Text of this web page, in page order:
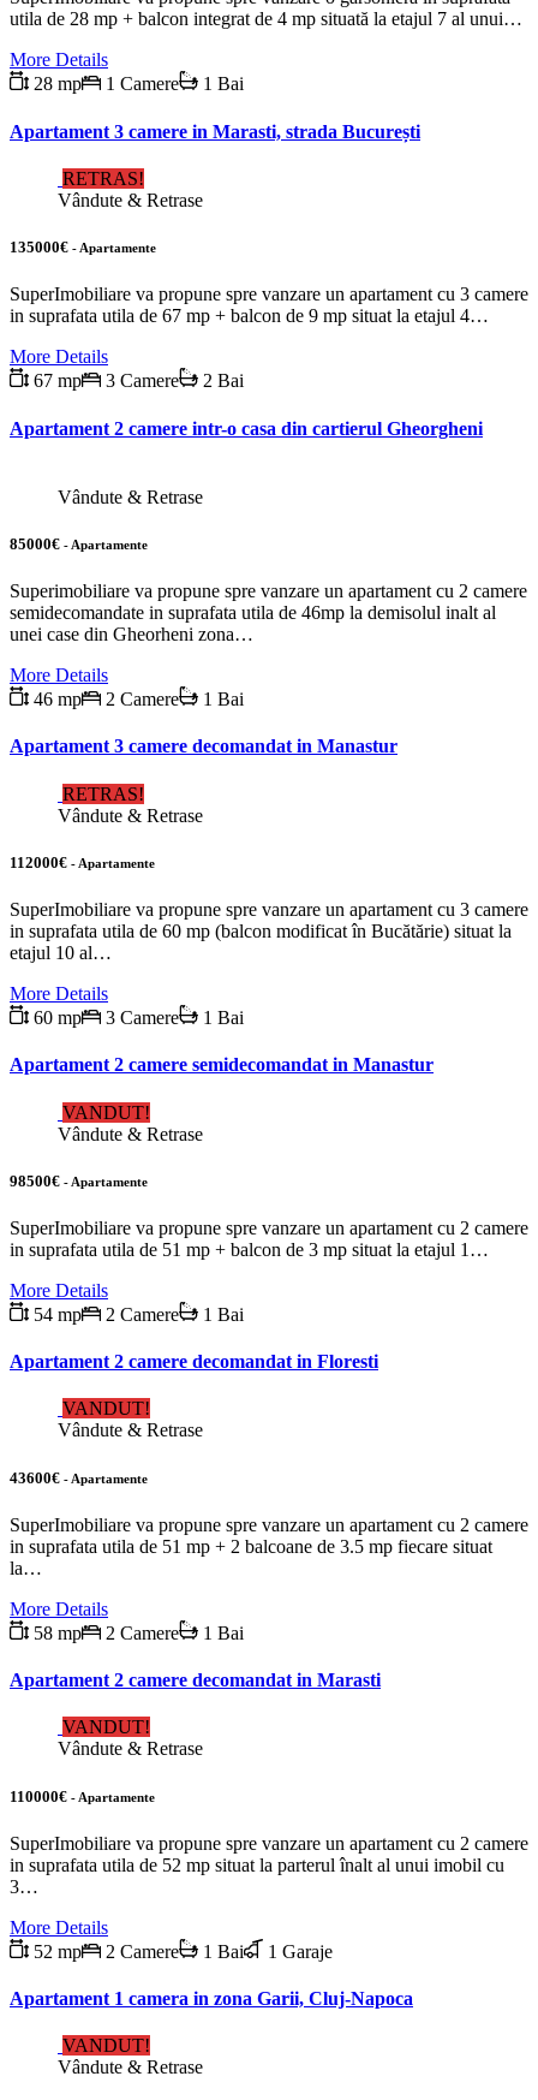
utila de 28 mp + balcon integrat de 4 mp situată la etajul 7 al unui…
More Details
28 mp
1 Camere 1 Bai
Apartament 3 camere in Marasti, strada București
RETRAS!
Vândute & Retrase
135000€ - Apartamente
SuperImobiliare va propune spre vanzare un apartament cu 3 camere
in suprafata utila de 67 mp + balcon de 9 mp situat la etajul 4…
More Details
67 mp
3 Camere 2 Bai
Apartament 2 camere intr-o casa din cartierul Gheorgheni
Vândute & Retrase
85000€ - Apartamente
Superimobiliare va propune spre vanzare un apartament cu 2 camere
semidecomandate in suprafata utila de 46mp la demisolul inalt al
unei case din Gheorheni zona…
More Details
46 mp
2 Camere 1 Bai
Apartament 3 camere decomandat in Manastur
RETRAS!
Vândute & Retrase
112000€ - Apartamente
SuperImobiliare va propune spre vanzare un apartament cu 3 camere
in suprafata utila de 60 mp (balcon modificat în Bucătărie) situat la
etajul 10 al…
More Details
60 mp
3 Camere 1 Bai
Apartament 2 camere semidecomandat in Manastur
VANDUT!
Vândute & Retrase
98500€ - Apartamente
SuperImobiliare va propune spre vanzare un apartament cu 2 camere
in suprafata utila de 51 mp + balcon de 3 mp situat la etajul 1…
More Details
54 mp
2 Camere 1 Bai
Apartament 2 camere decomandat in Floresti
VANDUT!
Vândute & Retrase
43600€ - Apartamente
SuperImobiliare va propune spre vanzare un apartament cu 2 camere
in suprafata utila de 51 mp + 2 balcoane de 3.5 mp fiecare situat
la…
More Details
58 mp
2 Camere 1 Bai
Apartament 2 camere decomandat in Marasti
VANDUT!
Vândute & Retrase
110000€ - Apartamente
SuperImobiliare va propune spre vanzare un apartament cu 2 camere
in suprafata utila de 52 mp situat la parterul înalt al unui imobil cu
3…
More Details
52 mp
2 Camere 1 Bai 1 Garaje
Apartament 1 camera in zona Garii, Cluj-Napoca
VANDUT!
Vândute & Retrase